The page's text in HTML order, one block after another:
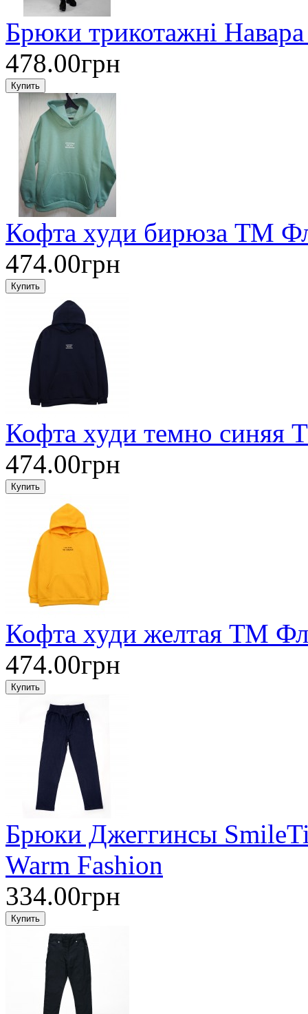
Брюки трикотажні
478.00грн
Кофта худи бирюза ТМ
474.00грн
Кофта худи темно синяя
474.00грн
Кофта худи желтая ТМ
474.00грн
Брюки Джеггинсы
Warm Fashion
334.00грн